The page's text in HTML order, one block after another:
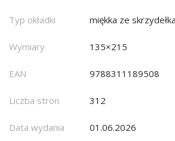
Typ okładki miękka ze
Wymiary 135×215
EAN 9788311189508
Liczba stron 312
Data wydania 01.06.2026